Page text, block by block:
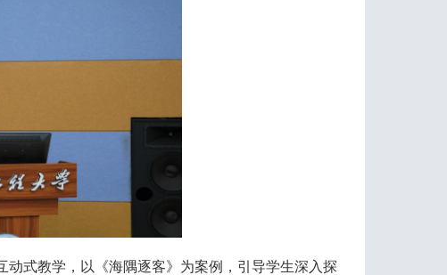
动式教学，以《海隅逐客》为案例，引导学生深入探